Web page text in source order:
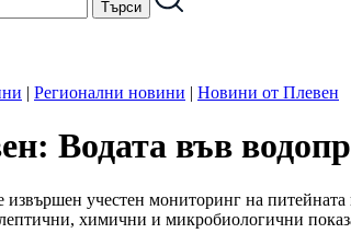
| Регионални новини | Новини от Плевен
Водата във
учестен мониторинг на
химични и микробиологични